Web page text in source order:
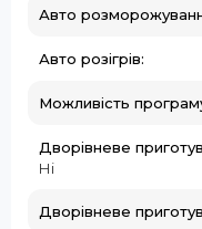
Авто
Авто розігрів:
Можливість
Дворівневе
Ні
Дворівневе